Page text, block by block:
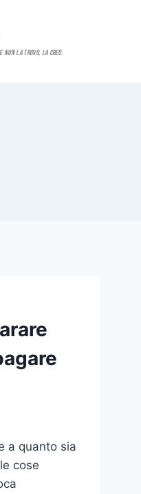
a quanto sia
cose